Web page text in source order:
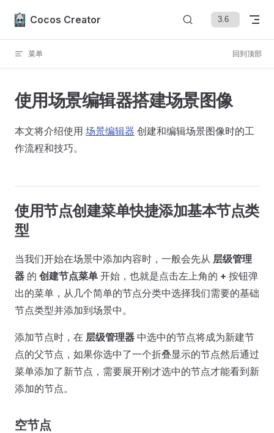
Skip to content
Cocos Creator
菜单 回到顶部
使用场景编辑器搭建场景图像
本文将介绍使用 场景编辑器 创建和编辑场景图像时的工
作流程和技巧。
使用节点创建菜单快捷添加基本节点类
型
当我们开始在场景中添加内容时，一般会先从 层级管理
器 的 创建节点菜单 开始，也就是点击左上角的 + 按钮弹
出的菜单，从几个简单的节点分类中选择我们需要的基础
节点类型并添加到场景中。
添加节点时，在 层级管理器 中选中的节点将成为新建节
点的父节点，如果你选中了一个折叠显示的节点然后通过
菜单添加了新节点，需要展开刚才选中的节点才能看到新
添加的节点。
空节点